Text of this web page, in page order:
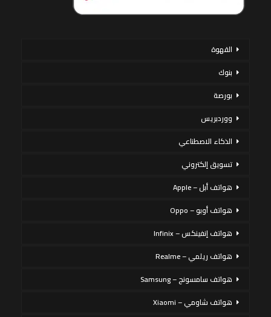
القهوة
بنوك
بورصة
ووردبريس
الذكاء الاصطناعي
تسويق إلكتروني
هواتف أبل – Apple
هواتف أوبو – Oppo
هواتف إنفينكس – Infinix
هواتف ريلمي – Realme
هواتف سامسونج – Samsung
هواتف شاومي – Xiaomi